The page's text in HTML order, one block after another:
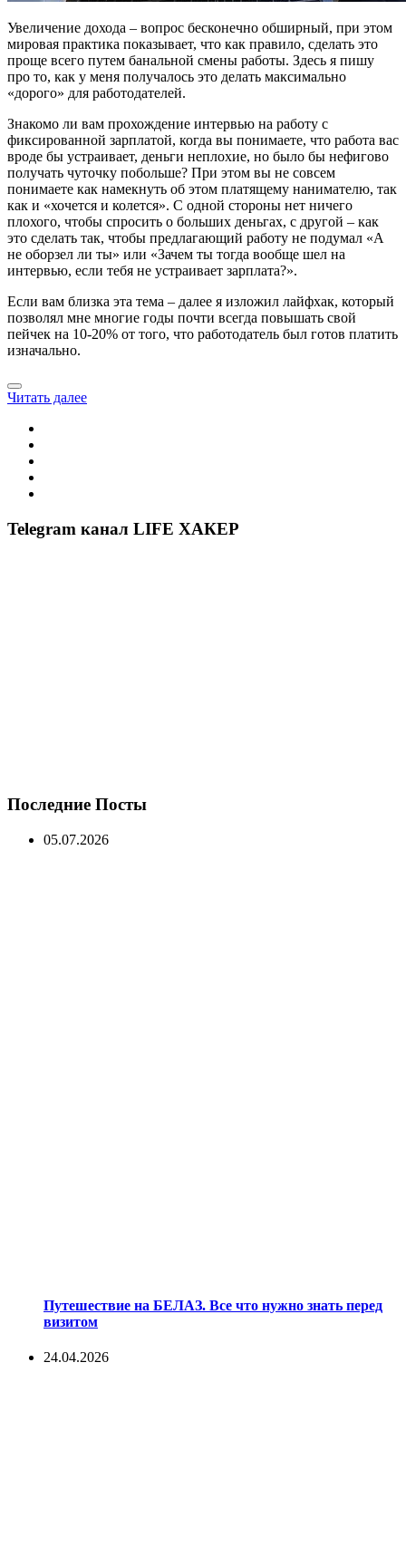
Увеличение дохода – вопрос бесконечно обширный, при этом
мировая практика показывает, что как правило, сделать это
проще всего путем банальной смены работы. Здесь я пишу
про то, как у меня получалось это делать максимально
«дорого» для работодателей.
Знакомо ли вам прохождение интервью на работу с
фиксированной зарплатой, когда вы понимаете, что работа вас
вроде бы устраивает, деньги неплохие, но было бы нефигово
получать чуточку побольше? При этом вы не совсем
понимаете как намекнуть об этом платящему нанимателю, так
как и «хочется и колется». С одной стороны нет ничего
плохого, чтобы спросить о больших деньгах, с другой – как
это сделать так, чтобы предлагающий работу не подумал «А
не оборзел ли ты» или «Зачем ты тогда вообще шел на
интервью, если тебя не устраивает зарплата?».
Если вам близка эта тема – далее я изложил лайфхак, который
позволял мне многие годы почти всегда повышать свой
пейчек на 10-20% от того, что работодатель был готов платить
изначально.
Читать далее
Telegram канал LIFE ХАКЕР
Последние Посты
05.07.2026
Путешествие на БЕЛАЗ. Все что нужно знать перед
визитом
24.04.2026